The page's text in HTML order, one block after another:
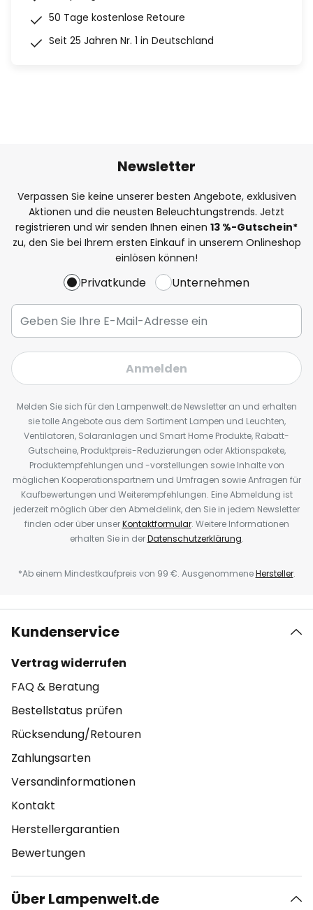
50 Tage kostenlose Retoure
Seit 25 Jahren Nr. 1 in Deutschland
Newsletter
Verpassen Sie keine unserer besten Angebote, exklusiven
Aktionen und die neusten Beleuchtungstrends. Jetzt
registrieren und wir senden Ihnen einen 13 %-Gutschein*
zu, den Sie bei Ihrem ersten Einkauf in unserem Onlineshop
einlösen können!
Privatkunde Unternehmen
Anmelden
Melden Sie sich für den Lampenwelt.de Newsletter an und erhalten
sie tolle Angebote aus dem Sortiment Lampen und Leuchten,
Ventilatoren, Solaranlagen und Smart Home Produkte, Rabatt-
Gutscheine, Produktpreis-Reduzierungen oder Aktionspakete,
Produktempfehlungen und -vorstellungen sowie Inhalte von
möglichen Kooperationspartnern und Umfragen sowie Anfragen für
Kaufbewertungen und Weiterempfehlungen. Eine Abmeldung ist
jederzeit möglich über den Abmeldelink, den Sie in jedem Newsletter
finden oder über unserKontaktformular. Weitere Informationen
erhalten Sie in derDatenschutzerklärung.
*Ab einem Mindestkaufpreis von 99 €. AusgenommeneHersteller.
Kundenservice
Vertrag widerrufen
FAQ & Beratung
Bestellstatus prüfen
Rücksendung/Retouren
Zahlungsarten
Versandinformationen
Kontakt
Herstellergarantien
Bewertungen
Über Lampenwelt.de